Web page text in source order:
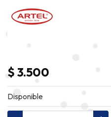
$ 3.500
Disponible